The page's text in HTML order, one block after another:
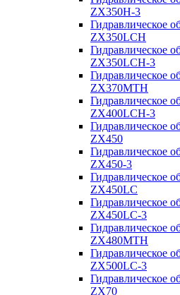
ZX350H-3
Гидравлическое
ZX350LCH
Гидравлическое
ZX350LCH-3
Гидравлическое
ZX370MTH
Гидравлическое
ZX400LCH-3
Гидравлическое
ZX450
Гидравлическое
ZX450-3
Гидравлическое
ZX450LC
Гидравлическое
ZX450LC-3
Гидравлическое
ZX480MTH
Гидравлическое
ZX500LC-3
Гидравлическое
ZX70